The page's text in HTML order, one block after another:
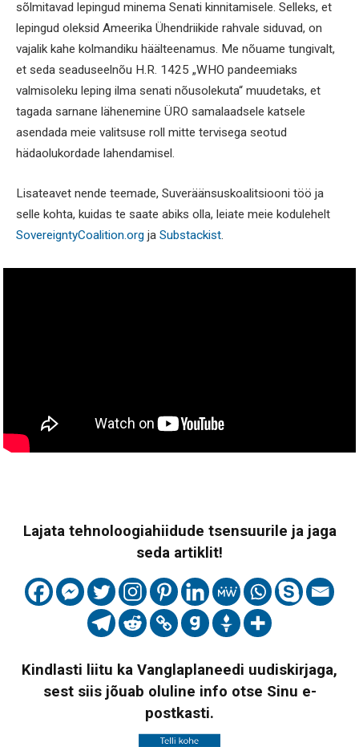
sõlmitavad lepingud minema Senati kinnitamisele. Selleks, et
lepingud oleksid Ameerika Ühendriikide rahvale siduvad, on
vajalik kahe kolmandiku häälteenamus. Me nõuame tungivalt,
et seda seaduseelnõu H.R. 1425 „WHO pandeemiaks
valmisoleku leping ilma senati nõusolekuta“ muudetaks, et
tagada sarnane lähenemine ÜRO samalaadsele katsele
asendada meie valitsuse roll mitte tervisega seotud
hädaolukordade lahendamisel.
Lisateavet nende teemade, Suveräänsuskoalitsiooni töö ja
selle kohta, kuidas te saate abiks olla, leiate meie kodulehelt
SovereigntyCoalition.org ja Substackist.
Lajata tehnoloogiahiidude tsensuurile ja jaga
seda artiklit!
Kindlasti liitu ka Vanglaplaneedi uudiskirjaga,
sest siis jõuab oluline info otse Sinu e-
postkasti.